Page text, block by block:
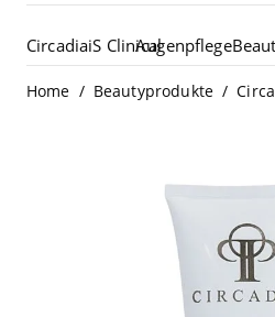
CircadiaiS ClinicalAugenpflege
Home / Beautyprodukte /